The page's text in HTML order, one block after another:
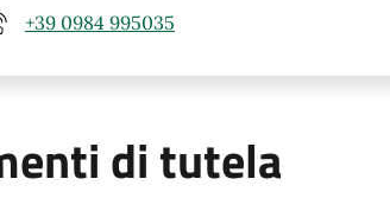
+39 0984 995035
di tutela